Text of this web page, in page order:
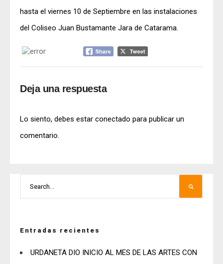
hasta el viernes 10 de Septiembre en las instalaciones
del Coliseo Juan Bustamante Jara de Catarama.
Deja una respuesta
Lo siento, debes estar conectado para publicar un
comentario.
Entradas recientes
URDANETA DIO INICIO AL MES DE LAS ARTES CON